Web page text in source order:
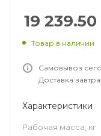
19 239.50
Товар в наличии
Самовывоз
Доставка
Характеристики
Рабочая масса, кг